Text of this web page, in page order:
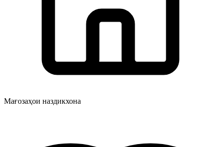
Мағозаҳои наздикхона